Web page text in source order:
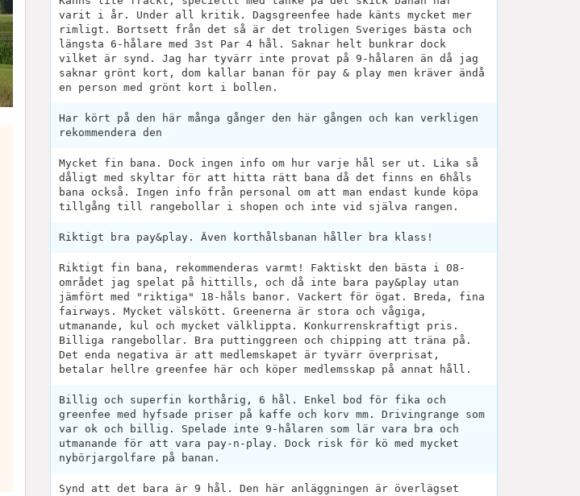
varit i år. Under all kritik. Dagsgreenfee hade känts mycket mer
rimligt. Bortsett från det så är det troligen Sveriges bästa och
längsta 6-hålare med 3st Par 4 hål. Saknar helt bunkrar dock
vilket är synd. Jag har tyvärr inte provat på 9-hålaren än då jag
saknar grönt kort, dom kallar banan för pay & play men kräver ändå
en person med grönt kort i bollen.
Har kört på den här många gånger den här gången och kan verkligen
rekommendera den
Mycket fin bana. Dock ingen info om hur varje hål ser ut. Lika så
dåligt med skyltar för att hitta rätt bana då det finns en 6håls
bana också. Ingen info från personal om att man endast kunde köpa
tillgång till rangebollar i shopen och inte vid själva rangen.
Riktigt bra pay&play. Även korthålsbanan håller bra klass!
Riktigt fin bana, rekommenderas varmt! Faktiskt den bästa i 08-
området jag spelat på hittills, och då inte bara pay&play utan
jämfört med "riktiga" 18-håls banor. Vackert för ögat. Breda, fina
fairways. Mycket välskött. Greenerna är stora och vågiga,
utmanande, kul och mycket välklippta. Konkurrenskraftigt pris.
Billiga rangebollar. Bra puttinggreen och chipping att träna på.
Det enda negativa är att medlemskapet är tyvärr överprisat,
betalar hellre greenfee här och köper medlemsskap på annat håll.
Billig och superfin korthårig, 6 hål. Enkel bod för fika och
greenfee med hyfsade priser på kaffe och korv mm. Drivingrange som
var ok och billig. Spelade inte 9-hålaren som lär vara bra och
utmanande för att vara pay-n-play. Dock risk för kö med mycket
nybörjargolfare på banan.
Synd att det bara är 9 hål. Den här anläggningen är överlägset